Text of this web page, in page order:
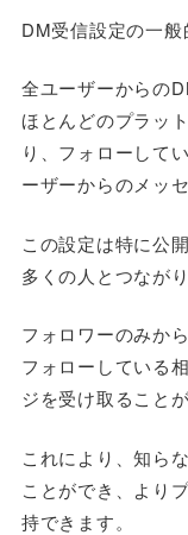
DM受信設定の一
全ユーザーからの
ほとんどのプラッ
り、フォローして
ーザーからのメッ
この設定は特に公
多くの人とつなが
フォロワーのみか
フォローしている
ジを受け取ること
これにより、知ら
ことができ、より
持できます。